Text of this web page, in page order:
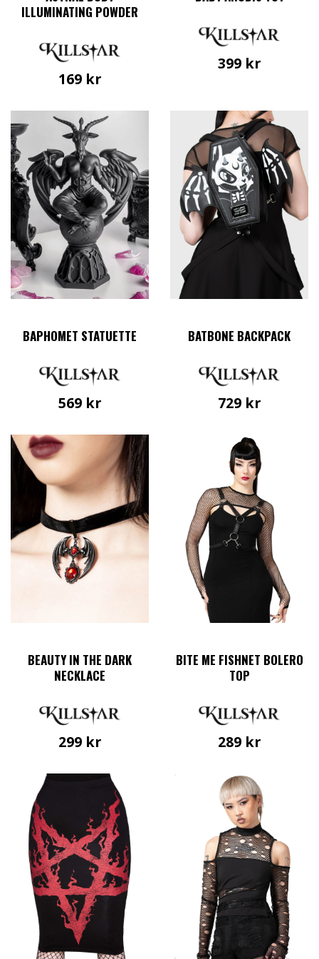
ILLUMINATING POWDER
169 kr
399 kr
BAPHOMET STATUETTE
569 kr
BATBONE BACKPACK
729 kr
BEAUTY IN THE DARK
NECKLACE
299 kr
BITE ME FISHNET BOLERO
TOP
289 kr